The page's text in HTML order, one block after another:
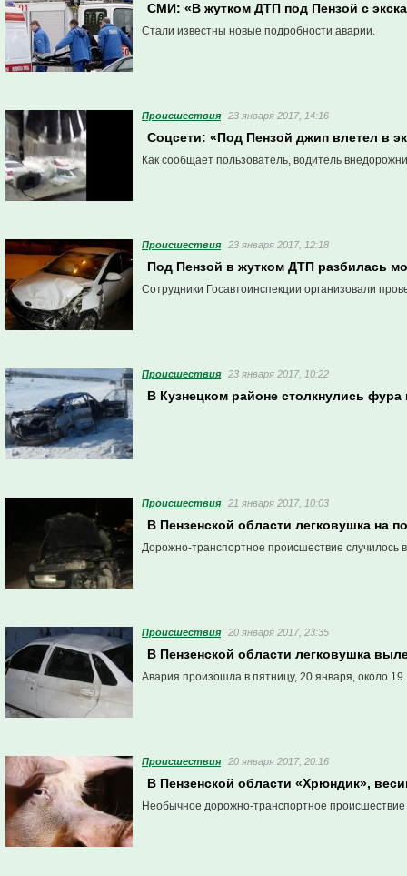
СМИ: «В жутком ДТП под Пензой с
Стали известны новые подробности аварии.
Проиcшествия 23 января 2017, 14:16
Соцсети: «Под Пензой джип влетел в
Как сообщает пользователь, водитель
Проиcшествия 23 января 2017, 12:18
Под Пензой в жутком ДТП разбилась
Сотрудники Госавтоинспекции организовали
Проиcшествия 23 января 2017, 10:22
В Кузнецком районе столкнулись
Проиcшествия 21 января 2017, 10:03
В Пензенской области легковушка на
Дорожно-транспортное происшествие случилось
Проиcшествия 20 января 2017, 23:35
В Пензенской области легковушка
Авария произошла в пятницу, 20 января, около
Проиcшествия 20 января 2017, 20:16
В Пензенской области «Хрюндик»,
Необычное дорожно-транспортное происшествие